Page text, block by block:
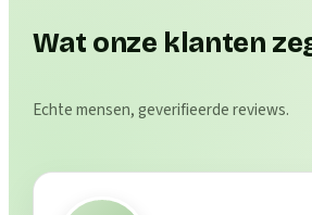
Wat onze klanten
Echte mensen, geverifieerde reviews.